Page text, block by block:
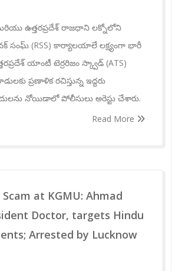
ఉత్తరప్రదేశ్ రాజధాని లక్నోలోని
సంఘ్ (RSS) కార్యాలయాలే లక్ష్యంగా భారీ
యాంటీ టెర్రరిజం స్క్వాడ్ (ATS)
ప్రణాళిక రచిస్తున్న ఇద్దరు
నోయిడాలో పోలీసులు అరెస్టు చేశారు.
Read More
at KGMU: Ahmad
Doctor, targets Hindu
Arrested by Lucknow